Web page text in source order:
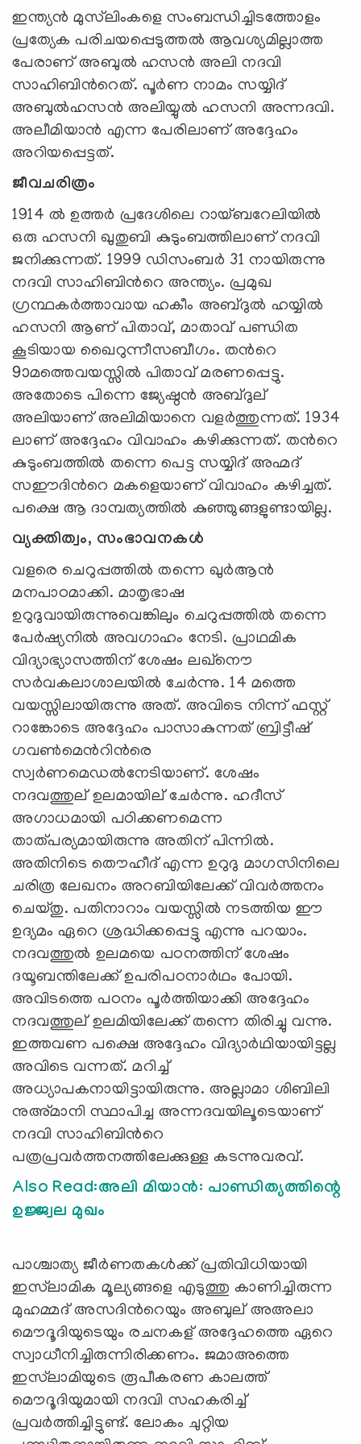
ഇന്ത്യന്‍ മുസ്‌ലിംകളെ സംബന്ധിച്ചിടത്തോളം
പ്രത്യേക പരിചയപ്പെടുത്തല്‍ ആവശ്യമില്ലാത്ത
പേരാണ് അബുല്‍ ഹസന്‍ അലി നദവി
സാഹിബിന്‍റെത്. പൂര്‍ണ നാമം സയ്യിദ്
അബുല്‍ഹസന്‍ അലിയ്യുല്‍ ഹസനി അന്നദവി.
അലീമിയാന്‍ എന്ന പേരിലാണ് അദ്ദേഹം
അറിയപ്പെട്ടത്.
ജീവചരിത്രം
1914 ല്‍ ഉത്തര്‍ പ്രദേശിലെ റായ്ബറേലിയില്‍
ഒരു ഹസനി ഖുതുബി കുടുംബത്തിലാണ് നദവി
ജനിക്കുന്നത്. 1999 ഡിസംബര്‍ 31 നായിരുന്നു
നദവി സാഹിബിന്‍റെ അന്ത്യം. പ്രമുഖ
ഗ്രന്ഥകര്‍ത്താവായ ഹകീം അബ്ദുല്‍ ഹയ്യില്‍
ഹസനി ആണ് പിതാവ്, മാതാവ് പണ്ഡിത
കൂടിയായ ഖൈറുന്നീസബീഗം. തന്‍റെ
9ാമത്തെവയസ്സില്‍ പിതാവ് മരണപ്പെട്ടു.
അതോടെ പിന്നെ ജ്യേഷ്ഠന്‍ അബ്ദുല്
‍അലിയാണ് അലിമിയാനെ വളര്‍ത്തുന്നത്. 1934
ലാണ് അദ്ദേഹം വിവാഹം കഴിക്കുന്നത്. തന്‍റെ
കുടുംബത്തില്‍ തന്നെ പെട്ട സയ്യിദ് അഹ്മദ്
സഈദിന്‍റെ മകളെയാണ് വിവാഹം കഴിച്ചത്.
പക്ഷെ ആ ദാമ്പത്യത്തില്‍ കുഞ്ഞുങ്ങളുണ്ടായില്ല.
വ്യക്തിത്വം, സംഭാവനകള്‍
വളരെ ചെറുപ്പത്തില്‍ തന്നെ ഖുര്‍ആന്‍
മനപാഠമാക്കി. മാതൃഭാഷ
ഉറുദുവായിരുന്നുവെങ്കിലും ചെറുപ്പത്തില്‍ തന്നെ
പേര്‍ഷ്യനില്‍ അവഗാഹം നേടി. പ്രാഥമിക
വിദ്യാഭ്യാസത്തിന് ശേഷം ലഖ്നൌ
സര്‍വകലാശാലയില്‍ ചേര്‍ന്നു. 14 മത്തെ
വയസ്സിലായിരുന്നു അത്. അവിടെ നിന്ന് ഫസ്റ്റ്
റാങ്കോടെ അദ്ദേഹം പാസാകുന്നത് ബ്രിട്ടീഷ്
ഗവണ്‍മെന്‍റിന്‍രെ
സ്വര്‍ണമെഡല്‍നേടിയാണ്. ശേഷം
നദവത്തുല് ‍ഉലമായില് ‍ചേര്‍ന്നു. ഹദീസ്
അഗാധമായി പഠിക്കണമെന്ന
താത്പര്യമായിരുന്നു അതിന് പിന്നില്‍.
അതിനിടെ തൌഹീദ് എന്ന ഉറുദു മാഗസിനിലെ
ചരിത്ര ലേഖനം അറബിയിലേക്ക് വിവര്‍ത്തനം
ചെയ്തു. പതിനാറാം വയസ്സില്‍ നടത്തിയ ഈ
ഉദ്യമം ഏറെ ശ്രദ്ധിക്കപ്പെട്ടു എന്നു പറയാം.
നദവത്തുല്‍ ഉലമയെ പഠനത്തിന് ശേഷം
ദയൂബന്തിലേക്ക് ഉപരിപഠനാര്‍ഥം പോയി.
അവിടത്തെ പഠനം പൂര്‍ത്തിയാക്കി അദ്ദേഹം
നദവത്തുല് ‍ഉലമിയിലേക്ക് തന്നെ തിരിച്ചു വന്നു.
ഇത്തവണ പക്ഷെ അദ്ദേഹം വിദ്യാര്‍ഥിയായിട്ടല്ല
അവിടെ വന്നത്. മറിച്ച്
അധ്യാപകനായിട്ടായിരുന്നു. അല്ലാമാ ശിബിലി
നുഅ്മാനി സ്ഥാപിച്ച അന്നദവയിലൂടെയാണ്
നദവി സാഹിബിന്‍റെ
പത്രപ്രവര്‍ത്തനത്തിലേക്കുള്ള കടന്നുവരവ്.
Also Read:അലി മിയാന്‍: പാണ്ഡിത്യത്തിന്റെ
ഉജ്ജ്വല മുഖം
പാശ്ചാത്യ ജീര്‍ണതകള്‍ക്ക് പ്രതിവിധിയായി
ഇസ്‌ലാമിക മൂല്യങ്ങളെ എടുത്തു കാണിച്ചിരുന്ന
മുഹമ്മദ് അസദിന്‍റെയും അബുല് ‍അഅലാ
മൌദൂദിയുടെയും രചനകള് ‍അദ്ദേഹത്തെ ഏറെ
സ്വാധീനിച്ചിരുന്നിരിക്കണം. ജമാഅത്തെ
ഇസ്‌ലാമിയുടെ രൂപീകരണ കാലത്ത്
മൌദൂദിയുമായി നദവി സഹകരിച്ച്
പ്രവര്‍ത്തിച്ചിട്ടുണ്ട്. ലോകം ചുറ്റിയ